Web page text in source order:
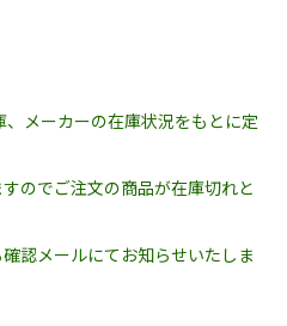
メーカーの在庫状況をもとに定
のでご注文の商品が在庫切れと
認メールにてお知らせいたしま